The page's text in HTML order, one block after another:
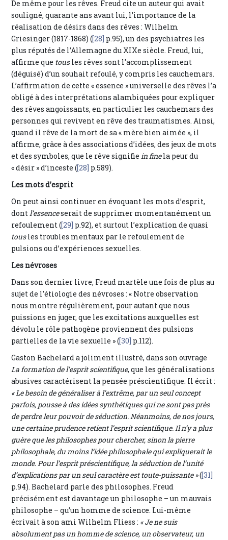
De même pour les rêves. Freud cite un auteur qui avait
souligné, quarante ans avant lui, l’importance de la
réalisation de désirs dans des rêves : Wilhelm
Griesinger (1817-1868) ([28] p.95), un des psychiatres les
plus réputés de l’Allemagne du XIXe siècle. Freud, lui,
affirme que tousles rêves sont l’accomplissement
(déguisé) d’un souhait refoulé, y compris les cauchemars.
L’affirmation de cette « essence » universelle des rêves l’a
obligé à des interprétations alambiquées pour expliquer
des rêves angoissants, en particulier les cauchemars des
personnes qui revivent en rêve des traumatismes. Ainsi,
quand il rêve de la mort de sa « mère bien aimée », il
affirme, grâce à des associations d’idées, des jeux de mots
et des symboles, que le rêve signifiein finela peur du
« désir » d’inceste ([28] p.589).
Les mots d’esprit
On peut ainsi continuer en évoquant les mots d’esprit,
dontl’essenceserait de supprimer momentanément un
refoulement ([29] p.92), et surtout l’explication de quasi
tousles troubles mentaux par le refoulement de
pulsions ou d’expériences sexuelles.
Les névroses
Dans son dernier livre, Freud martèle une fois de plus au
sujet de l’étiologie des névroses : « Notre observation
nous montre régulièrement, pour autant que nous
puissions en juger, que les excitations auxquelles est
dévolu le rôle pathogène proviennent des pulsions
partielles de la vie sexuelle » ([30] p.112).
Gaston Bachelard a joliment illustré, dans son ouvrage
La formation de l’esprit scientifique, que les généralisations
abusives caractérisent la pensée préscientifique. Il écrit :
« Le besoin de généraliser à l’extrême, par un seul concept
parfois, pousse à des idées synthétiques qui ne sont pas près
de perdre leur pouvoir de séduction. Néanmoins, de nos jours,
une certaine prudence retient l’esprit scientifique. Il n’y a plus
guère que les philosophes pour chercher, sinon la pierre
philosophale, du moins l’idée philosophale qui expliquerait le
monde. Pour l’esprit préscientifique, la séduction de l’unité
d’explications par un seul caractère est toute-puissante »([31]
p.94). Bachelard parle des philosophes. Freud
précisément est davantage un philosophe – un mauvais
philosophe – qu’un homme de science. Lui-même
écrivait à son ami Wilhelm Fliess : « Je ne suis
absolument pas un homme de science, un observateur, un